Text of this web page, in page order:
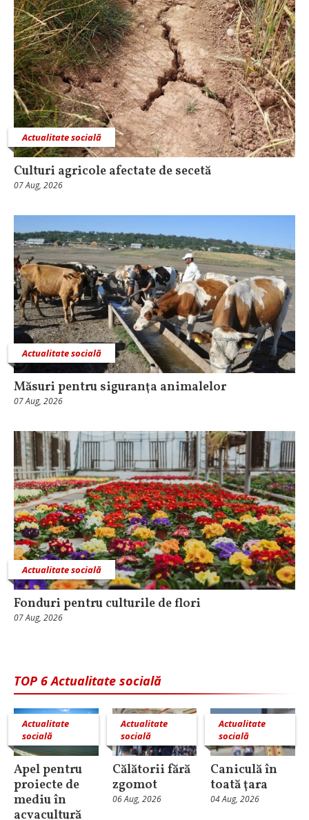
Actualitate socială
Culturi agricole afectate de secetă
07 Aug, 2026
Actualitate socială
Măsuri pentru siguranţa animalelor
07 Aug, 2026
Actualitate socială
Fonduri pentru culturile de flori
07 Aug, 2026
TOP 6 Actualitate socială
Actualitate
socială
Apel pentru
proiecte de
mediu în
acvacultură
Actualitate
socială
Călătorii fără
zgomot
06 Aug, 2026
Actualitate
socială
Caniculă în
toată ţara
04 Aug, 2026